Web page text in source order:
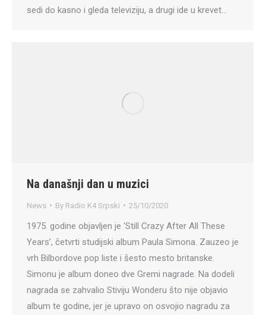
sedi do kasno i gleda televiziju, a drugi ide u krevet…
Na današnji dan u muzici
News By Radio K4 Srpski 25/10/2020
1975. godine objavljen je ‘Still Crazy After All These
Years’, četvrti studijski album Paula Simona. Zauzeo je
vrh Bilbordove pop liste i šesto mesto britanske.
Simonu je album doneo dve Gremi nagrade. Na dodeli
nagrada se zahvalio Stiviju Wonderu što nije objavio
album te godine, jer je upravo on osvojio nagradu za